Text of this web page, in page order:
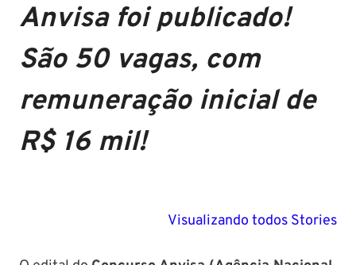
Anvisa foi publicado!
São 50 vagas, com
remuneração inicial de
R$ 16 mil!
Visualizando todos Stories
2024
Polícia Federal:
sobre!
MG:
edital para